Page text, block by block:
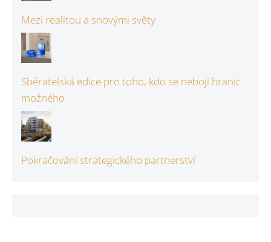
Mezi realitou a snovými světy
Sběratelská edice pro toho, kdo se nebojí hranic
možného
Pokračování strategického partnerství